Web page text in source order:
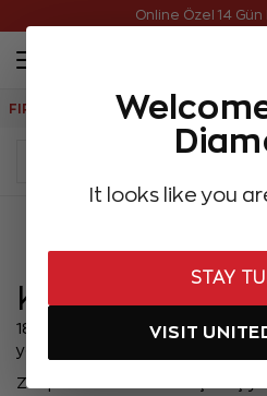
It looks like you
STAY
VISIT
Online Özel 14 Gün
FIRSATLAR Aynı Gün Kargo
Kullanım
18 yaşından küçük kişiler
yapamazlar.
Zenpirlanta.com’dan alışveriş